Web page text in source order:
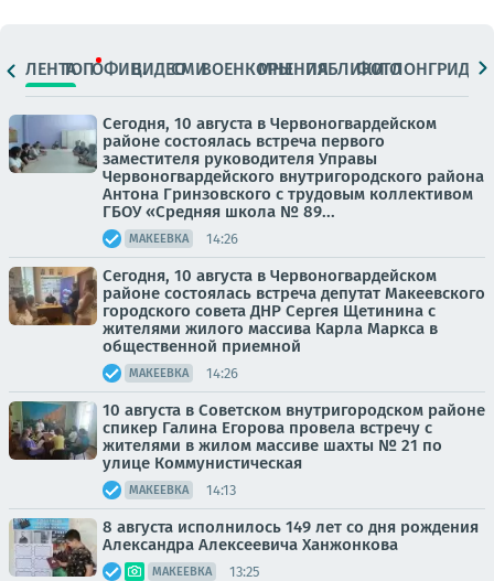
ЛЕНТАТОПОФИЦ.ВИДЕОСМИВОЕНКОРЫМНЕНИЯПАБЛИКИ
ФОТОЛОНГРИДЫ
Сегодня, 10 августа в Червоногвардейском
районе состоялась встреча первого
заместителя руководителя Управы
Червоногвардейского внутригородского района
Антона Гринзовского с трудовым коллективом
ГБОУ «Средняя школа № 89...
МАКЕЕВКА 14:26
Сегодня, 10 августа в Червоногвардейском
районе состоялась встреча депутат Макеевского
городского совета ДНР Сергея Щетинина с
жителями жилого массива Карла Маркса в
общественной приемной
МАКЕЕВКА 14:26
10 августа в Советском внутригородском районе
спикер Галина Егорова провела встречу с
жителями в жилом массиве шахты № 21 по
улице Коммунистическая
МАКЕЕВКА 14:13
8 августа исполнилось 149 лет со дня рождения
Александра Алексеевича Ханжонкова
МАКЕЕВКА 13:25